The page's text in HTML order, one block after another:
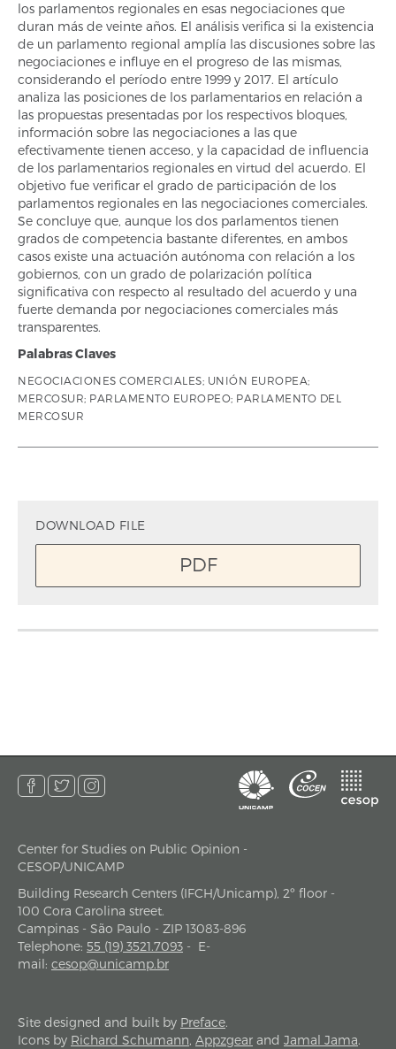
los parlamentos regionales en esas negociaciones que
duran más de veinte años. El análisis verifica si la existencia
de un parlamento regional amplía las discusiones sobre las
negociaciones e influye en el progreso de las mismas,
considerando el período entre 1999 y 2017. El artículo
analiza las posiciones de los parlamentarios en relación a
las propuestas presentadas por los respectivos bloques,
información sobre las negociaciones a las que
efectivamente tienen acceso, y la capacidad de influencia
de los parlamentarios regionales en virtud del acuerdo. El
objetivo fue verificar el grado de participación de los
parlamentos regionales en las negociaciones comerciales.
Se concluye que, aunque los dos parlamentos tienen
grados de competencia bastante diferentes, en ambos
casos existe una actuación autónoma con relación a los
gobiernos, con un grado de polarización política
significativa con respecto al resultado del acuerdo y una
fuerte demanda por negociaciones comerciales más
transparentes.
Palabras Claves
NEGOCIACIONES COMERCIALES; UNIÓN EUROPEA;
MERCOSUR; PARLAMENTO EUROPEO; PARLAMENTO DEL
MERCOSUR
DOWNLOAD FILE
PDF
address
Center for Studies on Public Opinion -
CESOP/UNICAMP
Building Research Centers (IFCH/Unicamp), 2º floor -
100 Cora Carolina street.
Campinas - São Paulo - ZIP 13083-896
Telephone: 55 (19) 3521.7093 - E-
mail: cesop@unicamp.br
Site designed and built by Preface.
Icons by Richard Schumann, Appzgear and Jamal Jama.